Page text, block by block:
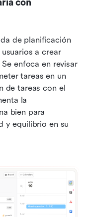
con
de planificación
a crear
enfoca en revisar
tareas en un
de tareas con el
la
bien para
y equilibrio en su